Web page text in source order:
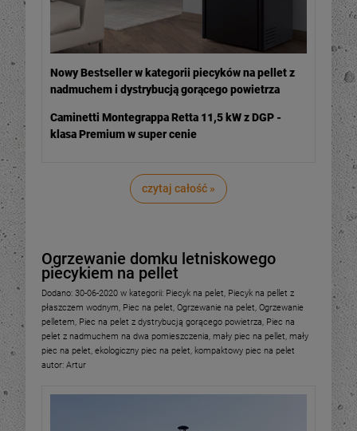
Nowy Bestseller w kategorii piecyków na pellet z
nadmuchem i dystrybucją gorącego powietrza
Caminetti Montegrappa Retta 11,5 kW z DGP -
klasa Premium w super cenie
czytaj całość »
Ogrzewanie domku letniskowego
piecykiem na pellet
Dodano: 30-06-2020 w kategorii: Piecyk na pelet, Piecyk na pellet z
płaszczem wodnym, Piec na pelet, Ogrzewanie na pelet, Ogrzewanie
pelletem, Piec na pelet z dystrybucją gorącego powietrza, Piec na
pelet z nadmuchem na dwa pomieszczenia, mały piec na pellet, mały
piec na pelet, ekologiczny piec na pelet, kompaktowy piec na pelet
autor: Artur